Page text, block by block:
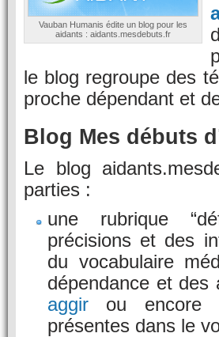
Vauban Humanis édite un blog pour les
aidants : aidants.mesdebuts.fr
le blog regroupe des
proche dépendant et
Blog Mes débuts
Le blog
parties :
une rubrique
précisions et des
du vocabulaire
dépendance et
aggir ou encore
présentes dans le